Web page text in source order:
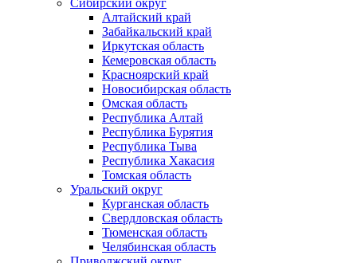
Сибирский округ
Алтайский край
Забайкальский край
Иркутская область
Кемеровская область
Красноярский край
Новосибирская область
Омская область
Республика Алтай
Республика Бурятия
Республика Тыва
Республика Хакасия
Томская область
Уральский округ
Курганская область
Свердловская область
Тюменская область
Челябинская область